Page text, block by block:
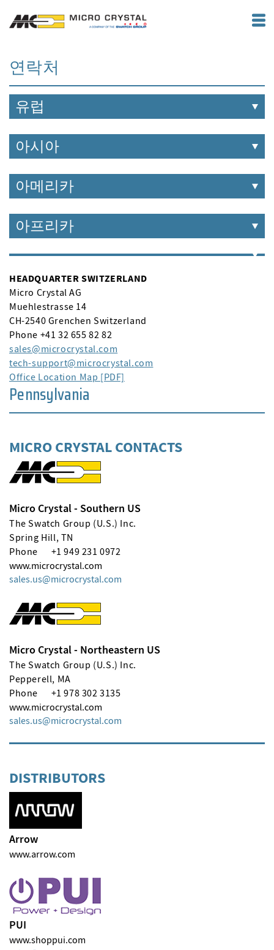
연락처
유럽
아시아
아메리카
아프리카
HEADQUARTER SWITZERLAND
Micro Crystal AG
Muehlestrasse 14
CH-2540 Grenchen Switzerland
Phone +41 32 655 82 82
sales
microcrystal com
tech-support
microcrystal com
Office Location Map [PDF]
Pennsylvania
MICRO CRYSTAL CONTACTS
Micro Crystal - Southern US
The Swatch Group (U.S.) Inc.
Spring Hill, TN
Phone
+1 949 231 0972
www.microcrystal.com
sales.us
microcrystal com
Micro Crystal - Northeastern US
The Swatch Group (U.S.) Inc.
Pepperell, MA
Phone
+1 978 302 3135
www.microcrystal.com
sales.us
microcrystal com
DISTRIBUTORS
Arrow
www.arrow.com
PUI
www.shoppui.com